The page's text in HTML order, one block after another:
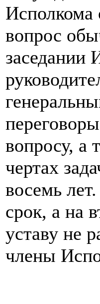
Исполкома
вопрос
заседании
вопросу, а
чертах
восемь
срок, а на
уставу не
члены